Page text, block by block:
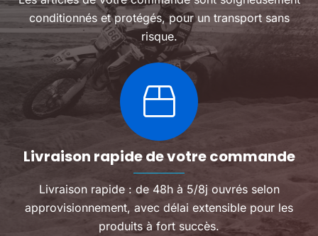
conditionnés et protégés, pour un transport sans
risque.
Livraison rapide de votre commande
Livraison rapide : de 48h à 5/8j ouvrés selon
approvisionnement, avec délai extensible pour les
produits à fort succès.